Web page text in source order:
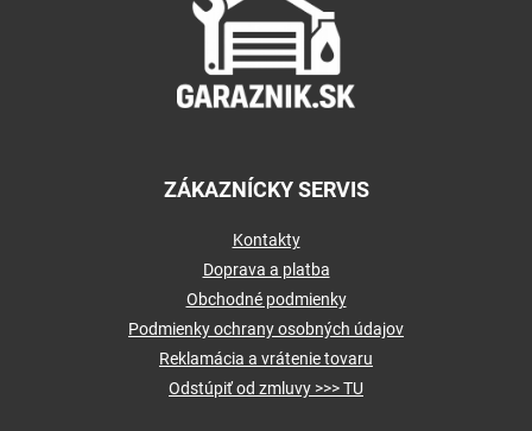
ZÁKAZNÍCKY SERVIS
Kontakty
Doprava a platba
Obchodné podmienky
Podmienky ochrany osobných údajov
Reklamácia a vrátenie tovaru
Odstúpiť od zmluvy >>> TU